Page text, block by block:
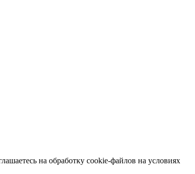
на обработку cookie-файлов на условиях